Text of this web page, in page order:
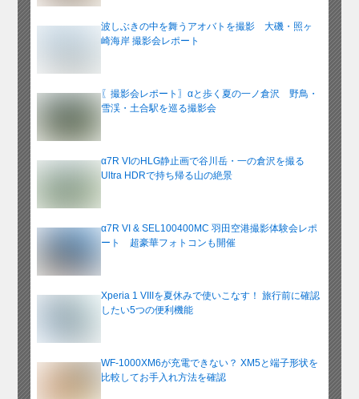
波しぶきの中を舞うアオバトを撮影 大磯・照ヶ
崎海岸 撮影会レポート
〖撮影会レポート〗αと歩く夏の一ノ倉沢 野鳥・
雪渓・土合駅を巡る撮影会
α7R VIのHLG静止画で谷川岳・一の倉沢を撮る
Ultra HDRで持ち帰る山の絶景
α7R VI & SEL100400MC 羽田空港撮影体験会レポ
ート 超豪華フォトコンも開催
Xperia 1 VIIIを夏休みで使いこなす！ 旅行前に確認
したい5つの便利機能
WF-1000XM6が充電できない？ XM5と端子形状を
比較してお手入れ方法を確認